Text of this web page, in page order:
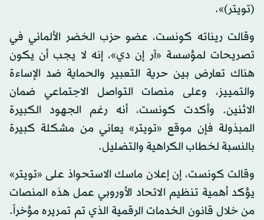
(تويتر)».
وقالت ريناته كونست، عضو حزب الخضر الألماني في
تصريحات لمؤسسة «آر إن دي»، إنه لا يجب أن يكون
هناك تعارض بين حرية التعبير والحماية ضد الإساءة
والتمييز، وعلى منصات التواصل الاجتماعي ضمان
الاثنين. وأكدت كونست، أنه رغم الجهود الكبيرة
المبذولة فإن موقع «تويتر» يعاني من مشكلة كبيرة
بالنسبة لخطاب الكراهية والتضليل.
وقالت كونست، إن إعلان ماسك الاستحواذ على «تويتر»
يؤكد أهمية تنظيم الاتحاد الأوروبي عمل هذه المنصات
من خلال قانون الخدمات الرقمية الذي تم تمريره مؤخراً.